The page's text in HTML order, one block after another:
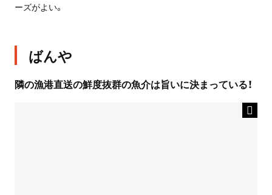
ーズがよい。
ばんや
隣の漁港直送の鮮度抜群の魚介は旨いに決まっている！